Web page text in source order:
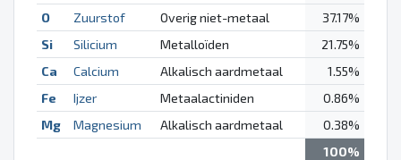
O
Zuurstof Overig niet-metaal
37.17%
Si
Silicium Metalloïden
21.75%
Ca
Calcium Alkalisch aardmetaal
1.55%
Fe
Ijzer Metaalactiniden
0.86%
Mg
Magnesium Alkalisch aardmetaal
0.38%
100%